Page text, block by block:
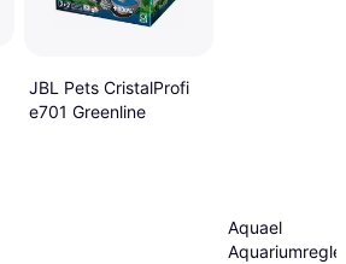
JBL Pets CristalProfi
e701 Greenline
Aquael